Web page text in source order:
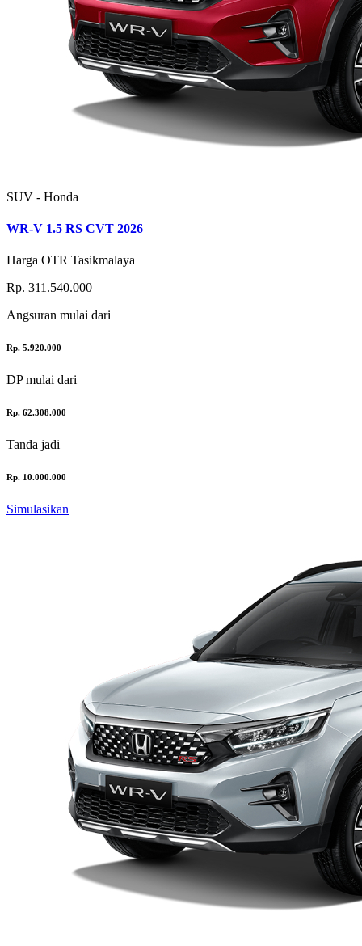
SUV - Honda
WR-V 1.5 RS CVT 2026
Harga OTR Tasikmalaya
Rp. 311.540.000
Angsuran mulai dari
Rp. 5.920.000
DPmulai dari
Rp. 62.308.000
Tanda jadi
Rp. 10.000.000
Simulasikan